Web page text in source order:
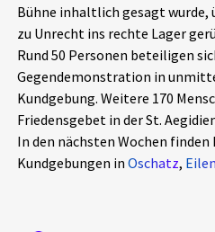
Alle Beiträge
Veranstaltungen
Pressemitteilungen
Podcasts
Über uns
Projektbeschreibung
Kontakt
Unterstützer_innen
Bühne inhaltlich gesagt wurde,
zu Unrecht ins rechte Lager
Rund 50 Personen beteiligen
Gegendemonstration in
Kundgebung. Weitere 170
Friedensgebet in der St.
In den nächsten Wochen
Kundgebungen in Oschatz,